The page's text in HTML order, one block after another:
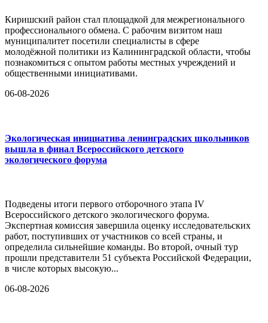
Киришский район стал площадкой для межрегионального
профессионального обмена. С рабочим визитом наш
муниципалитет посетили специалисты в сфере
молодёжной политики из Калининградской области, чтобы
познакомиться с опытом работы местных учреждений и
общественными инициативами.
06-08-2026
Экологическая инициатива ленинградских школьников
вышла в финал Всероссийского детского
экологического форума
Подведены итоги первого отборочного этапа IV
Всероссийского детского экологического форума.
Экспертная комиссия завершила оценку исследовательских
работ, поступивших от участников со всей страны, и
определила сильнейшие команды. Во второй, очный тур
прошли представители 51 субъекта Российской Федерации,
в числе которых высокую...
06-08-2026